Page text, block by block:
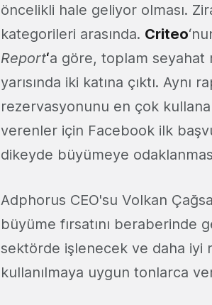
öncelikli hale geliyor olması.
kategorileri arasında. Criteo
Report‘a göre, toplam seyahat
yarısında iki katına çıktı.
rezervasyonunu en çok
verenler için Facebook ilk
dikeyde büyümeye
Adphorus CEO'su Volkan
büyüme fırsatını
sektörde işlenecek ve daha iyi
kullanılmaya uygun tonlarca